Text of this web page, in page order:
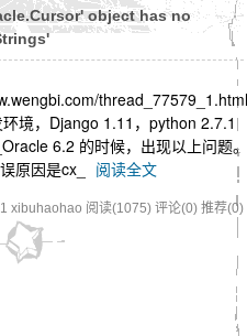
object has no
thread_77579_1.html
境，Django 1.11，python 2.7.1
6.2 的时候，出现以上问题。
原因是cx_
阅读全文
xibuhaohao 阅读(1075) 评论(0) 推荐(0)